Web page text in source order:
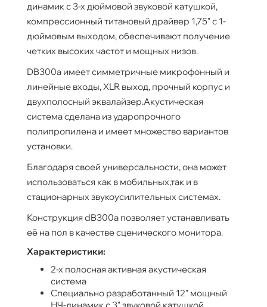
динамик с 3-х дюймовой звуковой катушкой,
компрессионный титановый драйвер 1,75" с 1-
дюймовым выходом, обеспечивают получение
четких высоких частот и мощных низов.
DB300a имеет симметричные микрофонный и
линейные входы, XLR выход, прочный корпус и
двухполосный эквалайзер.Акустическая
система сделана из ударопрочного
полипропилена и имеет множество вариантов
установки.
Благодаря своей универсальности, она может
использоваться как в мобильных,так и в
стационарных звукоусилительных системах.
Конструкция dB300a позволяет устанавливать
её на пол в качестве сценического монитора.
Характеристики:
2-х полосная активная акустическая
система
Специально разработанный 12" мощный